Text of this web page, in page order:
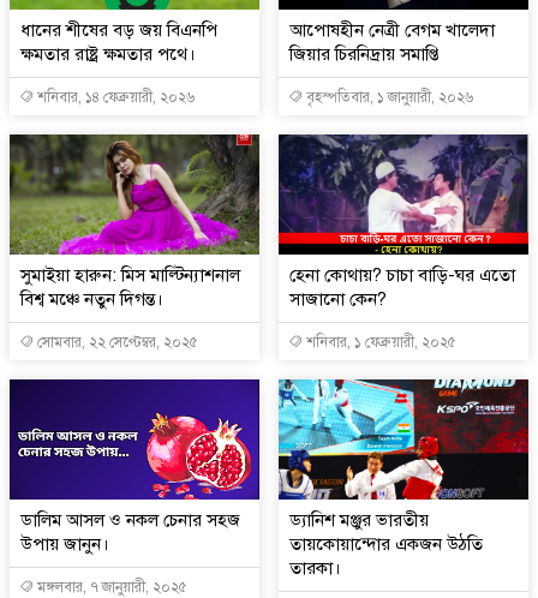
ধানের শীষের বড় জয় বিএনপি
ক্ষমতার রাষ্ট্র ক্ষমতার পথে।
শনিবার, ১৪ ফেব্রুয়ারী, ২০২৬
আপোষহীন নেত্রী বেগম খালেদা
জিয়ার চিরনিদ্রায় সমাপ্তি
বৃহস্পতিবার, ১ জানুয়ারী, ২০২৬
সুমাইয়া হারুন: মিস মাল্টিন্যাশনাল
বিশ্ব মঞ্চে নতুন দিগন্ত।
সোমবার, ২২ সেপ্টেম্বর, ২০২৫
হেনা কোথায়? চাচা বাড়ি-ঘর এতো
সাজানো কেন?
শনিবার, ১ ফেব্রুয়ারী, ২০২৫
ডালিম আসল ও নকল চেনার সহজ
উপায় জানুন।
মঙ্গলবার, ৭ জানুয়ারী, ২০২৫
ড্যানিশ মঞ্জুর ভারতীয়
তায়কোয়ান্দোর একজন উঠতি
তারকা।